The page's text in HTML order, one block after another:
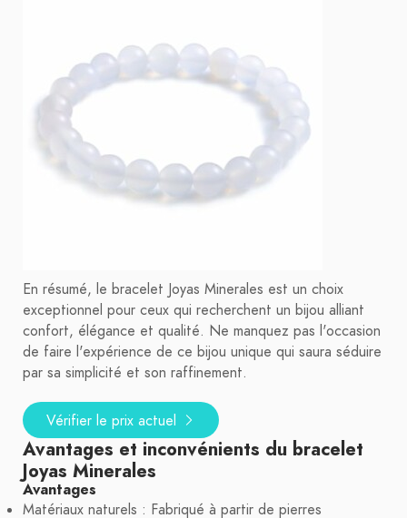
En résumé, le bracelet Joyas Minerales est un choix
exceptionnel pour ceux qui recherchent un bijou alliant
confort, élégance et qualité. Ne manquez pas l'occasion
de faire l'expérience de ce bijou unique qui saura séduire
par sa simplicité et son raffinement.
Vérifier le prix actuel
Avantages et inconvénients du bracelet
Joyas Minerales
Avantages
Matériaux naturels : Fabriqué à partir de pierres